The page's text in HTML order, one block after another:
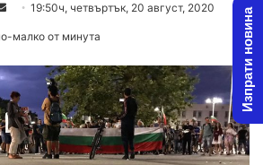
d
a
n
e
m
19:50ч, четвъртък, 20 август, 2020
малко от минута Изпрати новина